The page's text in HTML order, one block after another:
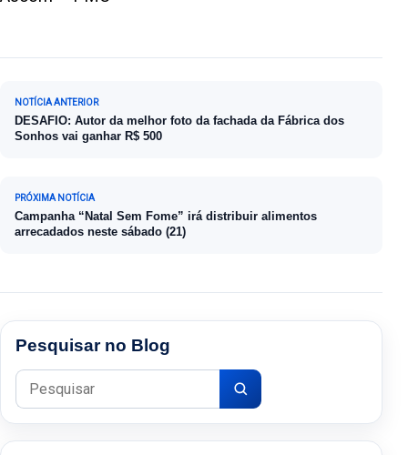
Navegação de Post
NOTÍCIA ANTERIOR
DESAFIO: Autor da melhor foto da fachada da Fábrica dos
Sonhos vai ganhar R$ 500
PRÓXIMA NOTÍCIA
Campanha “Natal Sem Fome” irá distribuir alimentos
arrecadados neste sábado (21)
Pesquisar no Blog
Pesquisar por: